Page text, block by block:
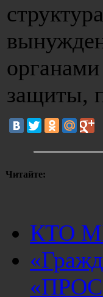
защиты,
Читайте:
КТО